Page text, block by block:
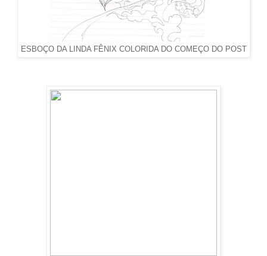
ESBOÇO DA LINDA FÊNIX COLORIDA DO COMEÇO DO POST